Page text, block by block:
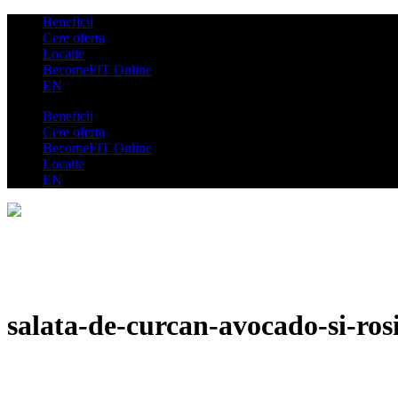
Beneficii
Cere oferta
Locatie
BecomeFIT Online
EN
Beneficii
Cere oferta
BecomeFIT Online
Locatie
EN
salata-de-curcan-avocado-si-